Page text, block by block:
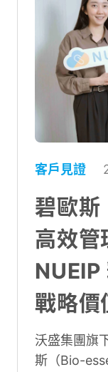
客戶見證
碧歐斯
高效管
NUEIP
戰略價
沃盛集團旗
斯（Bio-